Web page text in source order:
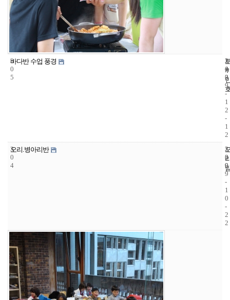
3
0
5
바다반 수업 풍경
2
4
3
2
0
0
9
-
1
2
-
1
2
3
0
4
오리.병아리반
2
3
9
2
0
0
9
-
1
0
-
2
2